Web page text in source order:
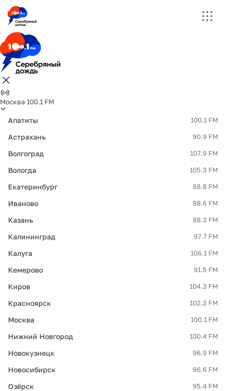
Москва 100.1 FM
Апатиты 100.1 FM
Астрахань 90.9 FM
Волгоград 107.9 FM
Вологда 105.3 FM
Екатеринбург 88.8 FM
Иваново 88.6 FM
Казань 88.3 FM
Калининград 97.7 FM
Калуга 106.1 FM
Кемерово 91.5 FM
Киров 104.3 FM
Красноярск 102.2 FM
Москва 100.1 FM
Нижний Новгород 100.4 FM
Новокузнецк 96.9 FM
Новосибирск 96.6 FM
Озёрск 95.4 FM